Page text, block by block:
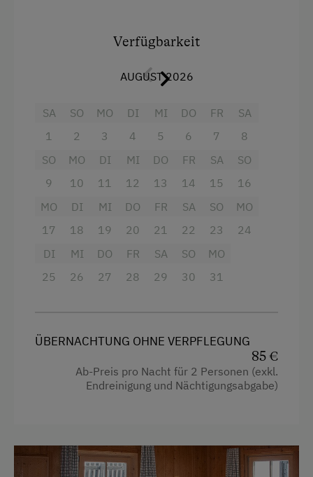
Geführte Wanderungen
Geführte Bergtour
Aktivurlaub Winter
Skifahren
Sanfter Winter
Langlaufen
Schneeschuhwandern
Geführte Schneeschuhwanderungen
Skitouren
Kulinarik zum Miterleben / In der Hofküche
Familienfreundliche Unterkünfte
Allergikerhöfe
Backofen
Balkon/Terrasse
Dusche
Handtücher
Hypoallergenes Kissen
Küche
Haupthaus
Verfügbarkeit
AUGUST 2026
SA
1
SO
2
MO
3
DI
4
MI
5
DO
6
FR
7
SA
8
SO
9
MO
10
DI
11
MI
12
DO
13
FR
14
SA
15
SO
16
MO
17
DI
18
MI
19
DO
20
FR
21
SA
22
SO
23
MO
24
DI
25
MI
26
DO
27
FR
28
SA
29
SO
30
MO
31
ÜBERNACHTUNG OHNE VERPFLEGUNG
85 €
Ab-Preis pro Nacht für 2 Personen (exkl.
Endreinigung und Nächtigungsabgabe)